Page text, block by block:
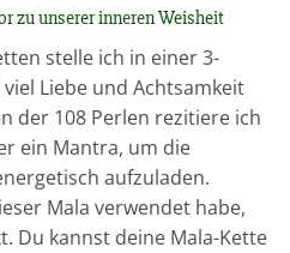
zu unserer inneren Weisheit
stelle ich in einer 3-
Liebe und Achtsamkeit
der 108 Perlen rezitiere ich
ein Mantra, um die
aufzuladen.
Mala verwendet habe,
Du kannst deine Mala-Kette